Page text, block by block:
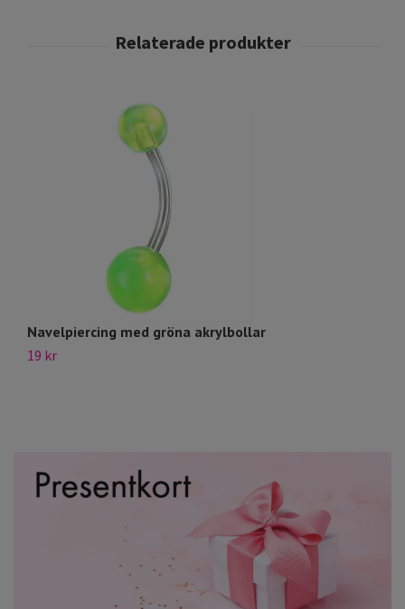
Navelpiercing med gröna akrylbollar
19 kr